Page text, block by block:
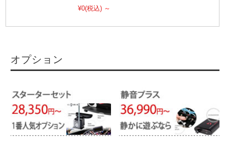
¥0(税込) ～
オプション